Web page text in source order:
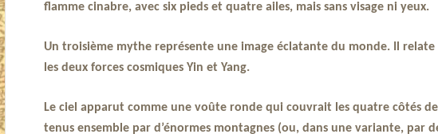
flamme cinabre, avec six pieds et quatre ailes, mais sans visage ni yeux.
Un troisième mythe représente une image éclatante du monde. Il
les deux forces cosmiques Yin et Yang.
Le ciel apparut comme une voûte ronde qui couvrait les quatre côtés
tenus ensemble par d’énormes montagnes (ou, dans une variante, par